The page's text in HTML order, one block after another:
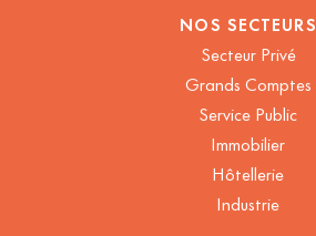
NOS SECTEURS
Secteur Privé
Grands Comptes
Service Public
Immobilier
Hôtellerie
Industrie